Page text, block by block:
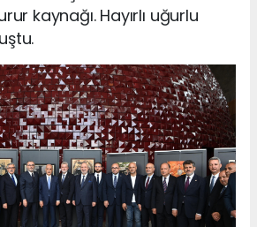
kaynağı. Hayırlı uğurlu